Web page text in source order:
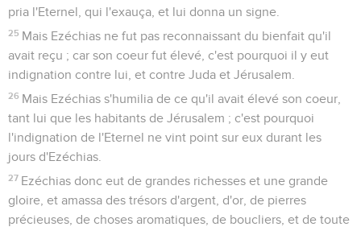
pria l'Eternel, qui l'exauça, et lui donna un signe.
25 Mais Ezéchias ne fut pas reconnaissant du bienfait qu'il
avait reçu ; car son coeur fut élevé, c'est pourquoi il y eut
indignation contre lui, et contre Juda et Jérusalem.
26 Mais Ezéchias s'humilia de ce qu'il avait élevé son coeur,
tant lui que les habitants de Jérusalem ; c'est pourquoi
l'indignation de l'Eternel ne vint point sur eux durant les
jours d'Ezéchias.
27 Ezéchias donc eut de grandes richesses et une grande
gloire, et amassa des trésors d'argent, d'or, de pierres
précieuses, de choses aromatiques, de boucliers, et de toute